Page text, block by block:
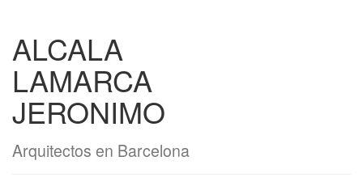
ALCALA
LAMARCA
JERONIMO
Arquitectos en Barcelona